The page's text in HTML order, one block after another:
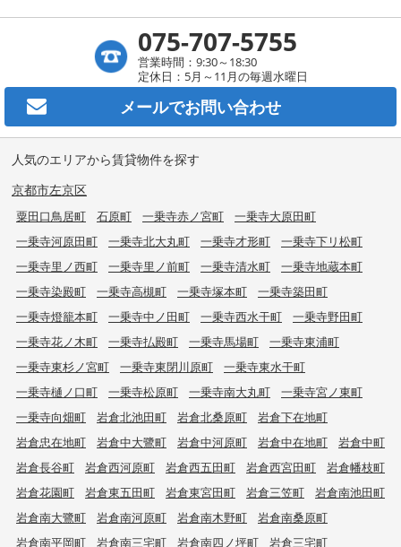
075-707-5755
営業時間：9:30～18:30
定休日：5月～11月の毎週水曜日
メールでお問い合わせ
人気のエリアから賃貸物件を探す
京都市左京区
粟田口鳥居町 石原町 一乗寺赤ノ宮町
一乗寺大原田町
一乗寺河原田町
一乗寺北大丸町 一乗寺才形町
一乗寺下リ松町
一乗寺里ノ西町
一乗寺里ノ前町 一乗寺清水町
一乗寺地蔵本町
一乗寺染殿町
一乗寺高槻町 一乗寺塚本町
一乗寺築田町
一乗寺燈籠本町
一乗寺中ノ田町 一乗寺西水干町
一乗寺野田町
一乗寺花ノ木町
一乗寺払殿町 一乗寺馬場町
一乗寺東浦町
一乗寺東杉ノ宮町
一乗寺東閉川原町
一乗寺東水干町
一乗寺樋ノ口町
一乗寺松原町 一乗寺南大丸町
一乗寺宮ノ東町
一乗寺向畑町
岩倉北池田町 岩倉北桑原町
岩倉下在地町
岩倉忠在地町
岩倉中大鷺町 岩倉中河原町 岩倉中在地町
岩倉中町
岩倉長谷町
岩倉西河原町 岩倉西五田町 岩倉西宮田町
岩倉幡枝町
岩倉花園町
岩倉東五田町 岩倉東宮田町 岩倉三笠町
岩倉南池田町
岩倉南大鷺町
岩倉南河原町 岩倉南木野町
岩倉南桑原町
岩倉南平岡町
岩倉南三宅町 岩倉南四ノ坪町 岩倉三宅町